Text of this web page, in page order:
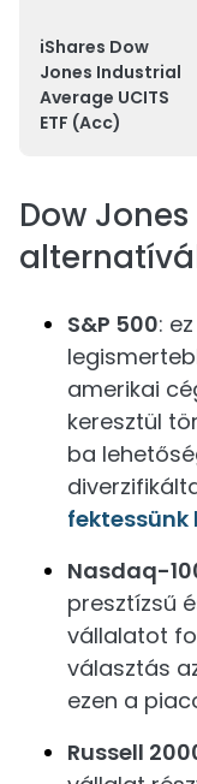
iShares Dow
Jones Industrial
Average UCITS
ETF (Acc)
Dow
S&P 500:
amerikai
keresztül
ba
fektessünk
Nasdaq-
presztízsű
vállalatot
választás
ezen a
Russell